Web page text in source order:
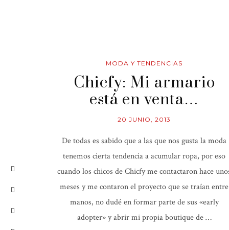
MODA Y TENDENCIAS
Chicfy: Mi armario
está en venta…
20 JUNIO, 2013
De todas es sabido que a las que nos gusta la moda
tenemos cierta tendencia a acumular ropa, por eso
cuando los chicos de Chicfy me contactaron hace
meses y me contaron el proyecto que se traían entre
manos, no dudé en formar parte de sus «early
adopter» y abrir mi propia boutique de …